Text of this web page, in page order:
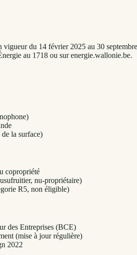
du 14 février 2025 au 30
au 1718 ou sur energie.wallonie.be.
la surface)
copropriété
nu-propriétaire)
R5, non éligible)
des Entreprises (BCE)
(mise à jour régulière)
2022